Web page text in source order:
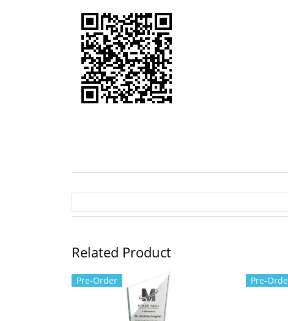
Related Product
Pre-Order Pre-